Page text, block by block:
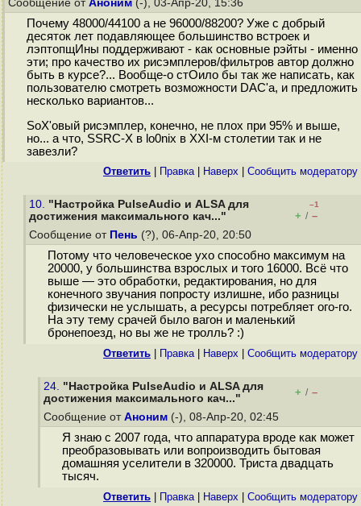
Сообщение от Аноним (-), 03-Апр-20, 15:36
Почему 48000/44100 а не 96000/88200? Уже с добрый
десяток лет подавляющее большинство встроек и
лэптопщИны поддерживают - как основные рэйты - именно
эти; про качество их рисэмплеров/фильтров автор должно
быть в курсе?... Вообще-о стОило бы так же написать, как
пользователю смотреть возможности DAC'а, и предложить
несколько вариантов...
SoX'овый рисэмплер, конечно, не плох при 95% и выше,
но... а что, SSRC-X в lo0nix в XXI-м столетии так и не
завезли?
Ответить Правка| Наверх Cообщить модератору
10. "Настройка PulseAudio и ALSA для
достижения максимального кач..."
–1
+ / –
Сообщение от Пень (?), 06-Апр-20, 20:50
Потому что человеческое ухо способно максимум на
20000, у большинства взрослых и того 16000. Всё что
выше — это обработки, редактирования, но для
конечного звучания попросту излишне, ибо разницы
физически не услышать, а ресурсы потребляет ого-го.
На эту тему срачей было вагон и маленький
бронепоезд, но вы же не тролль? :)
Ответить Правка| Наверх Cообщить модератору
24. "Настройка PulseAudio и ALSA для
достижения максимального кач..."
+ / –
Сообщение от Аноним (-), 08-Апр-20, 02:45
Я знаю с 2007 года, что аппаратура вроде как может
преобразовывать или вопроизводить бытовая
домашняя уселители в 320000. Триста двадцать
тысяч.
Ответить Правка| Наверх Cообщить модератору